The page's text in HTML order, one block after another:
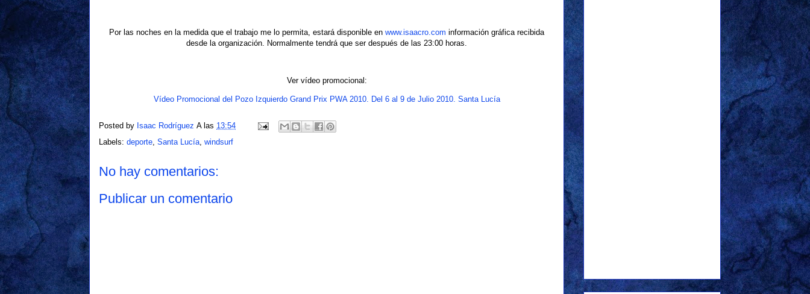
Por las noches en la medida que el trabajo me lo permita, estará disponible en www.isaacro.com información gráfica recibida
desde la organización. Normalmente tendrá que ser después de las 23:00 horas.
Ver vídeo promocional:
Vídeo Promocional del Pozo Izquierdo Grand Prix PWA 2010. Del 6 al 9 de Julio 2010. Santa Lucía
Posted by Isaac Rodríguez A las 13:54
Labels: deporte Santa Lucía windsurf
No hay comentarios:
Publicar un comentario